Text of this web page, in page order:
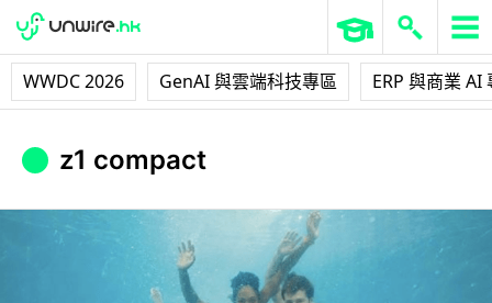
WWDC 2026 GenAI 與雲端科技專區 ERP 與商業 AI
z1 compact